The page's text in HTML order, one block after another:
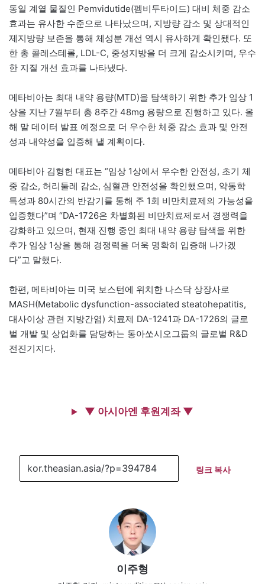
동일 계열 물질인 Pemvidutide(펨비두타이드) 대비 체중 감소
효과는 유사한 수준으로 나타났으며, 지방량 감소 및 상대적인
제지방량 보존을 통해 체성분 개선 역시 유사하게 확인됐다. 또
한 총 콜레스테롤, LDL-C, 중성지방을 더 크게 감소시키며, 우수
한 지질 개선 효과를 나타냈다.
메타비아는 최대 내약 용량(MTD)을 탐색하기 위한 추가 임상 1
상을 지난 7월부터 총 8주간 48mg 용량으로 진행하고 있다. 올
해 말 데이터 발표 예정으로 더 우수한 체중 감소 효과 및 안전
성과 내약성을 입증해 낼 계획이다.
메타비아 김형헌 대표는 “임상 1상에서 우수한 안전성, 초기 체
중 감소, 허리둘레 감소, 심혈관 안전성을 확인했으며, 약동학
특성과 80시간의 반감기를 통해 주 1회 비만치료제의 가능성을
입증했다”며 “DA-1726은 차별화된 비만치료제로서 경쟁력을
강화하고 있으며, 현재 진행 중인 최대 내약 용량 탐색을 위한
추가 임상 1상을 통해 경쟁력을 더욱 명확히 입증해 나가겠
다”고 말했다.
한편, 메타비아는 미국 보스턴에 위치한 나스닥 상장사로
MASH(Metabolic dysfunction-associated steatohepatitis,
대사이상 관련 지방간염) 치료제 DA-1241과 DA-1726의 글로
벌 개발 및 상업화를 담당하는 동아쏘시오그룹의 글로벌 R&D
전진기지다.
▼ 아시아엔 후원계좌 ▼
링크 복사
이주형